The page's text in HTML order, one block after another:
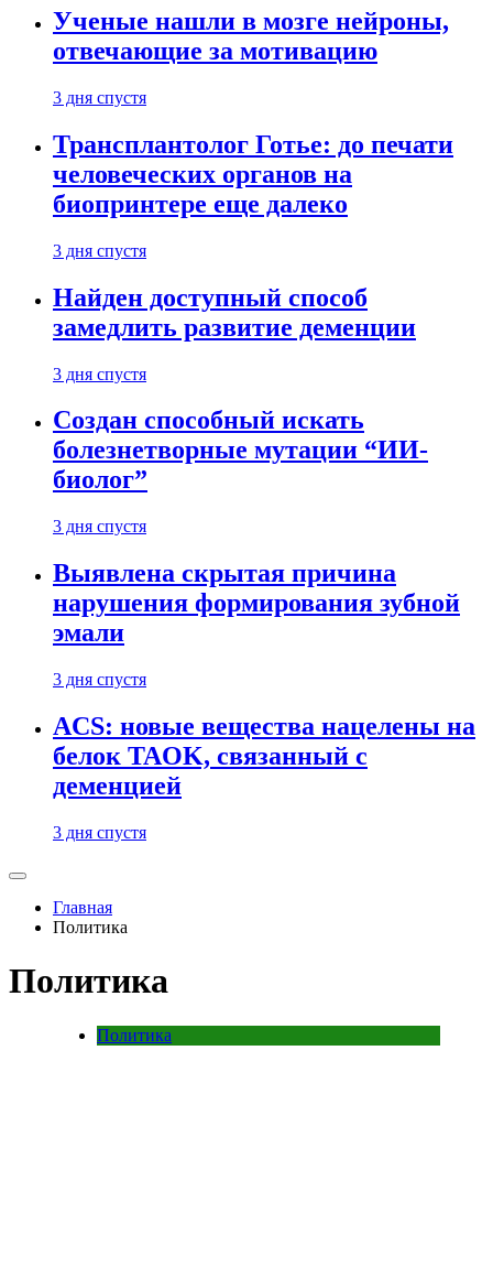
Ученые нашли в мозге нейроны,
отвечающие за мотивацию
3 дня спустя
Трансплантолог Готье: до печати
человеческих органов на
биопринтере еще далеко
3 дня спустя
Найден доступный способ
замедлить развитие деменции
3 дня спустя
Создан способный искать
болезнетворные мутации “ИИ-
биолог”
3 дня спустя
Выявлена скрытая причина
нарушения формирования зубной
эмали
3 дня спустя
ACS: новые вещества нацелены на
белок TAOK, связанный с
деменцией
3 дня спустя
Главная
Политика
Политика
Политика